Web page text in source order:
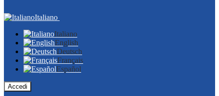
Italiano
Italiano
English
Deutsch
Français
Español
Accedi